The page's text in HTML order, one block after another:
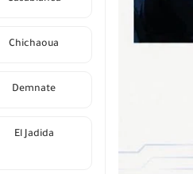
Chichaoua
Demnate
El Jadida